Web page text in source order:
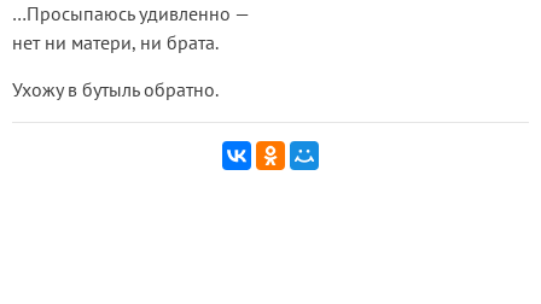
…Просыпаюсь удивленно —
нет ни матери, ни брата.
Ухожу в бутыль обратно.